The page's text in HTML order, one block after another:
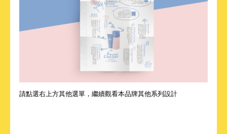
請點選右上方其他選單，繼續觀看本品牌其他系列設計